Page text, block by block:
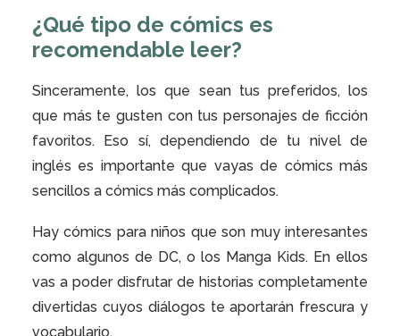
¿Qué tipo de cómics es
recomendable leer?
Sinceramente, los que sean tus preferidos, los
que más te gusten con tus personajes de ficción
favoritos. Eso sí, dependiendo de tu nivel de
inglés es importante que vayas de cómics más
sencillos a cómics más complicados.
Hay cómics para niños que son muy interesantes
como algunos de DC, o los Manga Kids. En ellos
vas a poder disfrutar de historias completamente
divertidas cuyos diálogos te aportarán frescura y
vocabulario.